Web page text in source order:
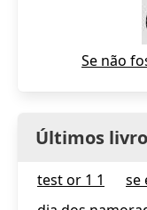
Se não
Últimos
test or 1 1 se